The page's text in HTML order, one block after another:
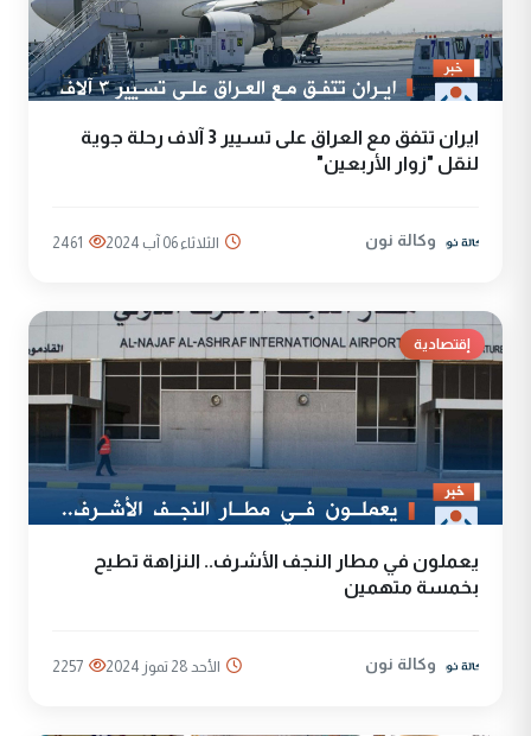
ايران تتفق مع العراق على تسيير 3 آلاف رحلة جوية
لنقل "زوار الأربعين"
وكالة نون الثلاثاء 06 آب 2024 2461
إقتصادية
يعملون في مطار النجف الأشرف.. النزاهة تطيح
بخمسة متهمين
وكالة نون الأحد 28 تموز 2024 2257